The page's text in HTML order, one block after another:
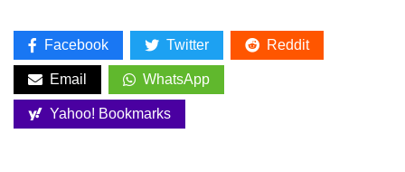
Facebook Twitter Reddit
Email WhatsApp
Yahoo! Bookmarks